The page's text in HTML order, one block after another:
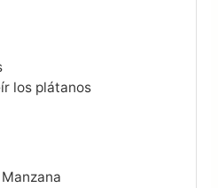
los plátanos